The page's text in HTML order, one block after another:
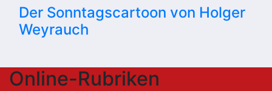
Der Sonntagscartoon von Holger
Weyrauch
Online-Rubriken